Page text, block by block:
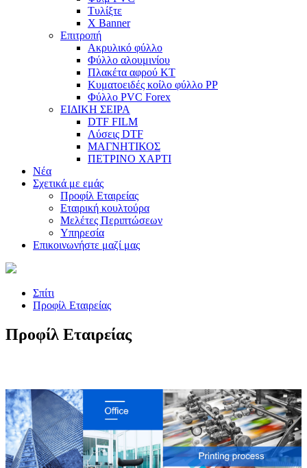
Τυλίξτε
X Banner
Επιτροπή
Ακρυλικό φύλλο
Φύλλο αλουμινίου
Πλακέτα αφρού KT
Κυματοειδές κοίλο φύλλο PP
Φύλλο PVC Forex
ΕΙΔΙΚΗ ΣΕΙΡΑ
DTF FILM
Λύσεις DTF
ΜΑΓΝΗΤΙΚΟΣ
ΠΕΤΡΙΝΟ ΧΑΡΤΙ
Νέα
Σχετικά με εμάς
Προφίλ Εταιρείας
Εταιρική κουλτούρα
Μελέτες Περιπτώσεων
Υπηρεσία
Επικοινωνήστε μαζί μας
Σπίτι
Προφίλ Εταιρείας
Προφίλ Εταιρείας